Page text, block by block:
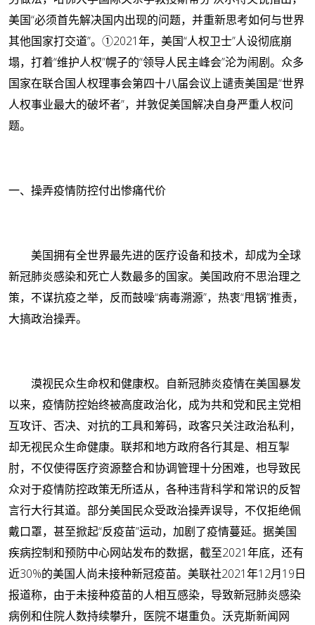
美国“必须首先解决国内出现的问题，并重新思考如何与世界
其他国家打交道”。 ①2021年，美国“人权卫士”人设彻底崩
塌，打着“维护人权”幌子的“领导人民主峰会”沦为闹剧。众多
国家在联合国人权理事会第四十八届会议上谴责美国是“世界
人权事业最大的破坏者”，并敦促美国解决自身严重人权问
题。
一、操弄疫情防控付出惨痛代价
美国拥有全世界最先进的医疗设备和技术，却成为全球
新冠肺炎感染和死亡人数最多的国家。美国政府不思治理之
策，不谋抗疫之举，反而鼓噪“病毒溯源”，热衷“甩锅”推责，
大搞政治操弄。
漠视民众生命权和健康权。 自新冠肺炎疫情在美国暴发
以来，疫情防控始终被高度政治化，成为共和党和民主党相
互攻讦、否决、对抗的工具和筹码，政客只关注政治私利，
却无视民众生命健康。联邦和地方政府各行其是、相互掣
肘，不仅使得医疗资源整合和协调管理十分困难，也导致民
众对于疫情防控政策无所适从，各种违背科学和常识的反智
言行大行其道。部分美国民众受政治操弄误导，不仅拒绝佩
戴口罩，甚至掀起“反疫苗”运动，加剧了疫情蔓延。据美国
疾病控制和预防中心网站发布的数据，截至2021年底，还有
近30%的美国人尚未接种新冠疫苗。美联社2021年12月19日
报道称，由于未接种疫苗的人相互感染，导致新冠肺炎感染
病例和住院人数持续攀升，医院不堪重负。沃克斯新闻网